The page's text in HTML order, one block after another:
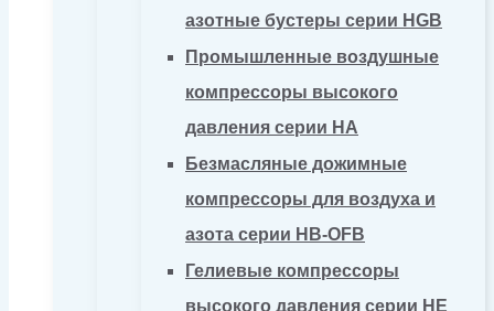
азотные бустеры серии HGB
Промышленные воздушные
компрессоры высокого
давления серии HA
Безмасляные дожимные
компрессоры для воздуха и
азота серии HB-OFB
Гелиевые компрессоры
высокого давления серии HE